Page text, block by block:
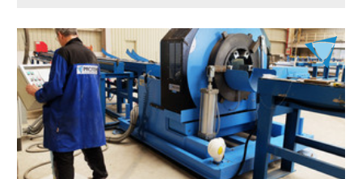
ПРОСМОТР ПРОДУКТОВ